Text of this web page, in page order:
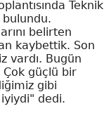
Teknik
bulundu.
belirten
kaybettik. Son
vardı. Bugün
Çok güçlü bir
gibi
dedi.